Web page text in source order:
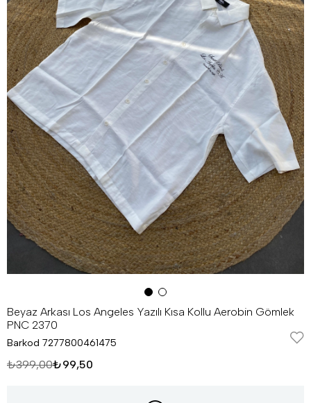
Beyaz Arkası Los Angeles Yazılı Kısa Kollu Aerobin Gömlek
PNC 2370
Barkod 7277800461475
₺399,00₺99,50